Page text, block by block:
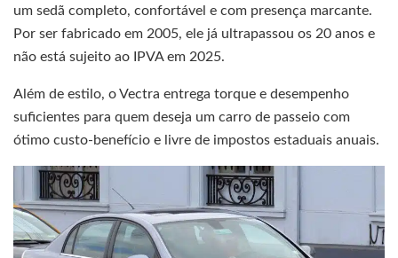
um sedã completo, confortável e com presença marcante.
Por ser fabricado em 2005, ele já ultrapassou os 20 anos e
não está sujeito ao IPVA em 2025.
Além de estilo, o Vectra entrega torque e desempenho
suficientes para quem deseja um carro de passeio com
ótimo custo-benefício e livre de impostos estaduais anuais.